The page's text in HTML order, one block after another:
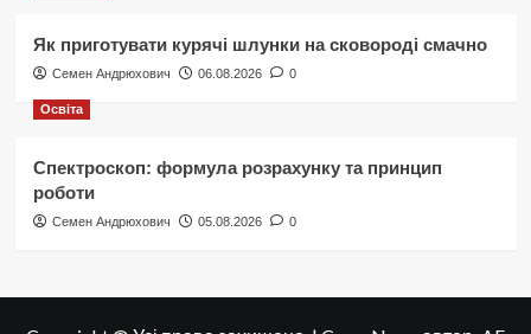
Як приготувати курячі шлунки на сковороді смачно
Семен Андрюхович 06.08.2026 0
Освіта
Спектроскоп: формула розрахунку та принцип
роботи
Семен Андрюхович 05.08.2026 0